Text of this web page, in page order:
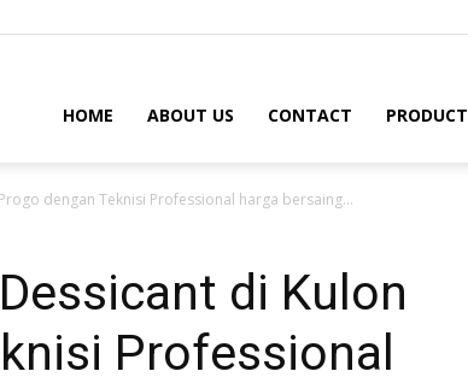
HOME ABOUT US CONTACT PRODUCT
dengan Teknisi Professional harga bersaing...
di Kulon
Professional